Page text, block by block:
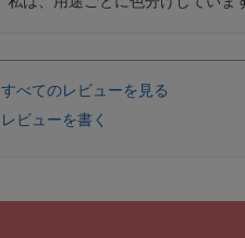
すべてのレビューを見る
レビューを書く